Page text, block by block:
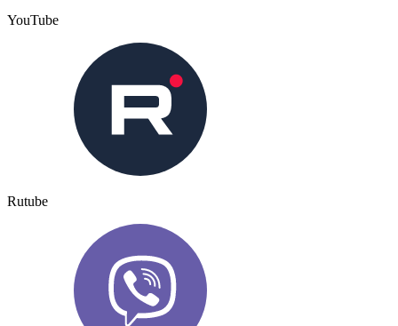
YouTube
Rutube